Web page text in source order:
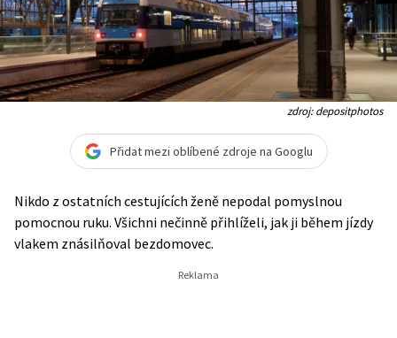
zdroj: depositphotos
Přidat mezi oblíbené zdroje na Googlu
Nikdo z ostatních cestujících ženě nepodal pomyslnou
pomocnou ruku. Všichni nečinně přihlíželi, jak ji během jízdy
vlakem znásilňoval bezdomovec.